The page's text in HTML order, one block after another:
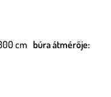
cm búra átmérője: